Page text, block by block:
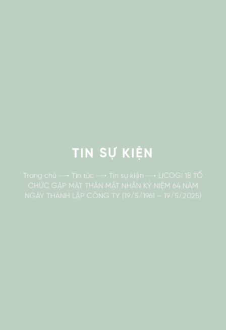
TIN SỰ KIỆN
Trang chủ Tin tức Tin sự kiện
LICOGI 18 TỔ
CHỨC GẶP MẶT THÂN MẬT NHÂN KỶ NIỆM 64 NĂM
NGÀY THÀNH LẬP CÔNG TY (19/5/1961 – 19/5/2025)